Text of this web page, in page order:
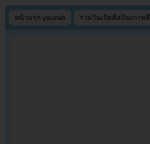
หน้าแรก youzab รวมวันเกิดศิลปินเกาหลี